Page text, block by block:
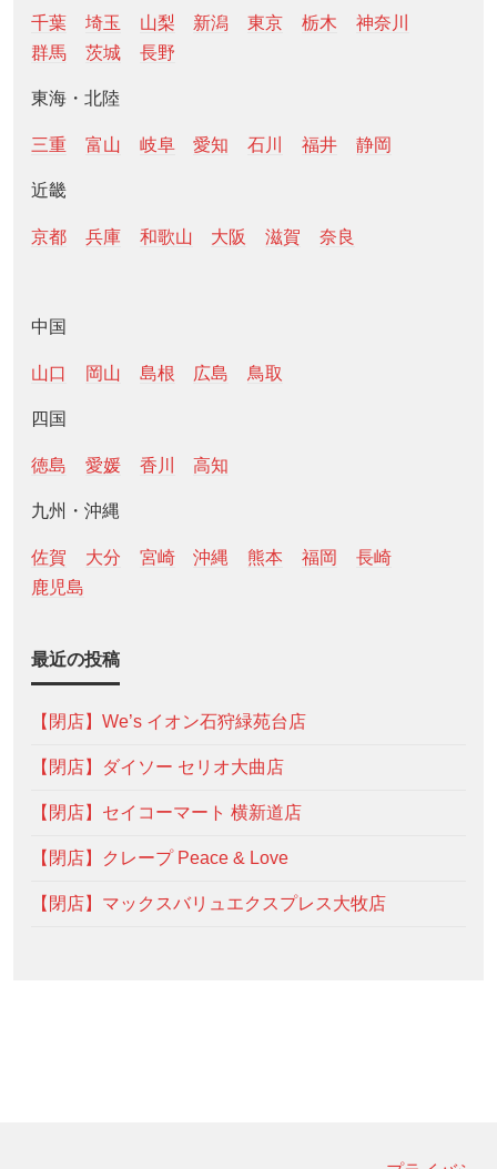
千葉 埼玉 山梨 新潟 東京 栃木
神奈川
群馬
茨城 長野
東海・北陸
三重 富山 岐阜 愛知 石川 福井 静岡
近畿
京都 兵庫 和歌山 大阪 滋賀 奈良
中国
山口 岡山 島根 広島 鳥取
四国
徳島 愛媛 香川 高知
九州・沖縄
佐賀 大分 宮崎 沖縄 熊本 福岡
長崎
鹿児島
最近の投稿
【閉店】We’s イオン石狩緑苑台店
【閉店】ダイソー セリオ大曲店
【閉店】セイコーマート 横新道店
【閉店】クレープ Peace & Love
【閉店】マックスバリュエクスプレス大牧店